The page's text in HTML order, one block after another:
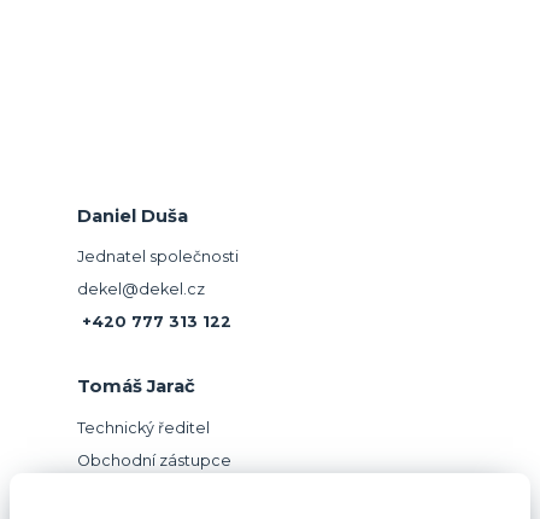
Daniel Duša
Jednatel společnosti
dekel@dekel.cz
+420 777 313 122
Tomáš Jarač
Technický ředitel
Obchodní zástupce